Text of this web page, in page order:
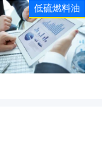
低硫燃料油